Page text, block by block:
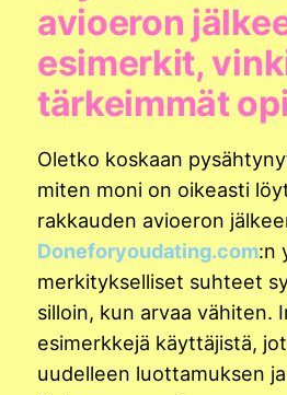
avioeron
esimerkit,
tärkeimmät
Oletko koskaan
miten moni on oikeasti
rakkauden avioeron
Doneforyoudating.com:n
merkitykselliset suhteet
silloin, kun arvaa vähiten.
esimerkkejä käyttäjistä,
uudelleen luottamuksen